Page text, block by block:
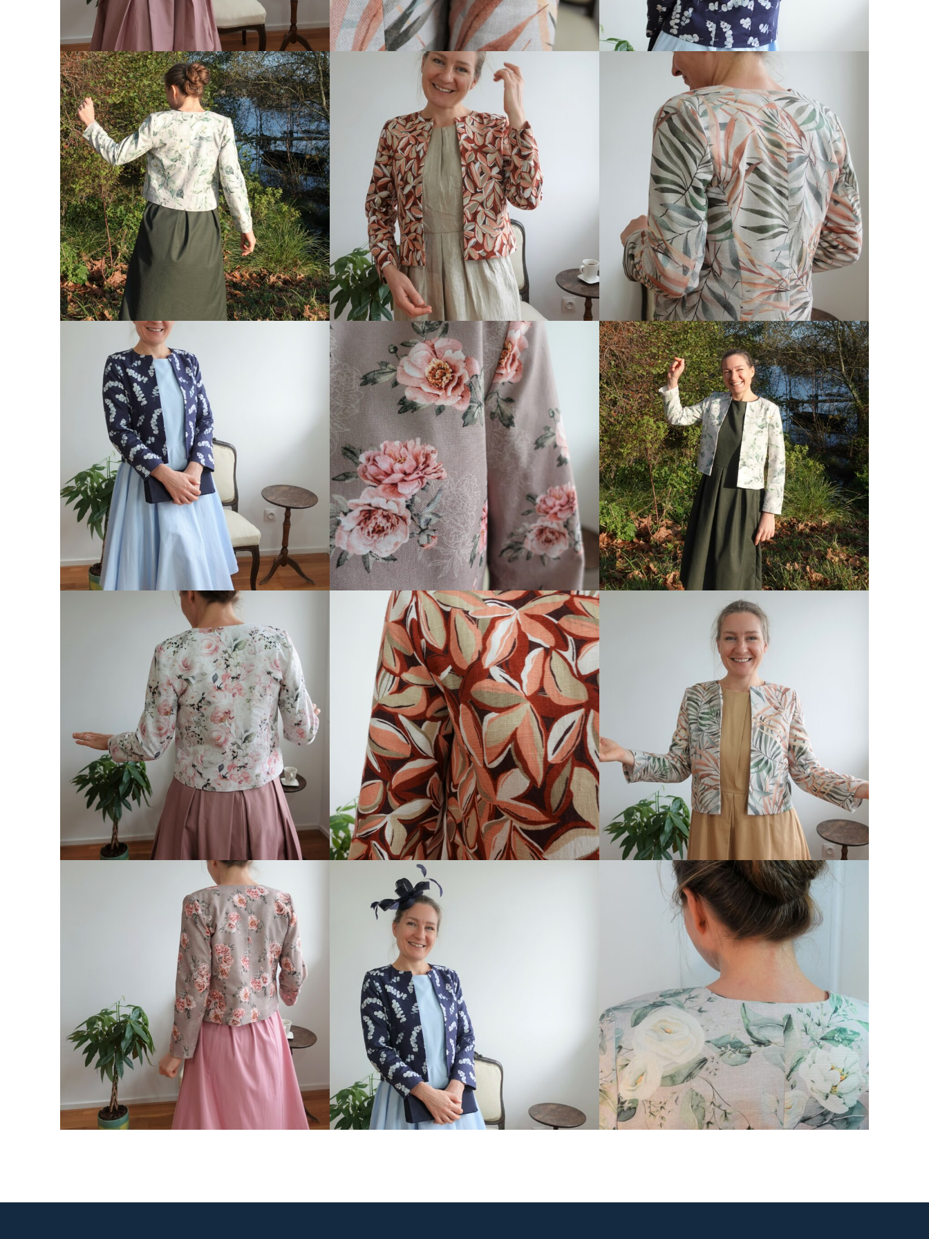
Reflets d’Automne – 2024
Un Eté au Château – 2024
L’Eveil du Printemps – 2024
L’Appel de l’Automne –
2023
Le Bouquet – 2023
Douceur Printanière – 2023
Célébrations – 2022
Automne-Hiver 2022